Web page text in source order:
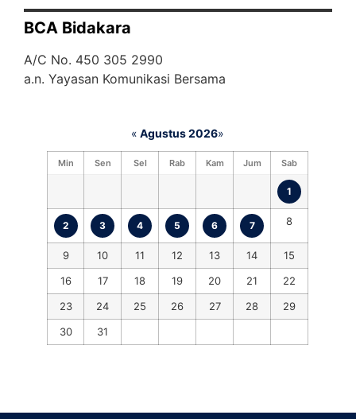
BCA Bidakara
A/C No. 450 305 2990
a.n. Yayasan Komunikasi Bersama
« Agustus 2026»
Min Sen Sel Rab Kam Jum Sab
1
2 3 4 5 6 7 8
9 10 11 12 13 14
15
16
17 18 19 20 21
22
23
24 25 26 27 28
29
30
31